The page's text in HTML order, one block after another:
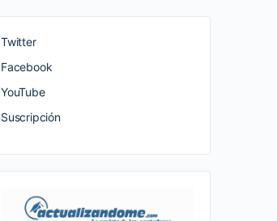
Twitter
Facebook
YouTube
Suscripción